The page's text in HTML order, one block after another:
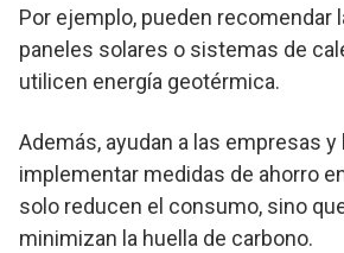
Por ejemplo, pueden recomendar
paneles solares o sistemas de
utilicen energía geotérmica.
Además, ayudan a las empresas y
implementar medidas de ahorro
solo reducen el consumo, sino
minimizan la huella de carbono.